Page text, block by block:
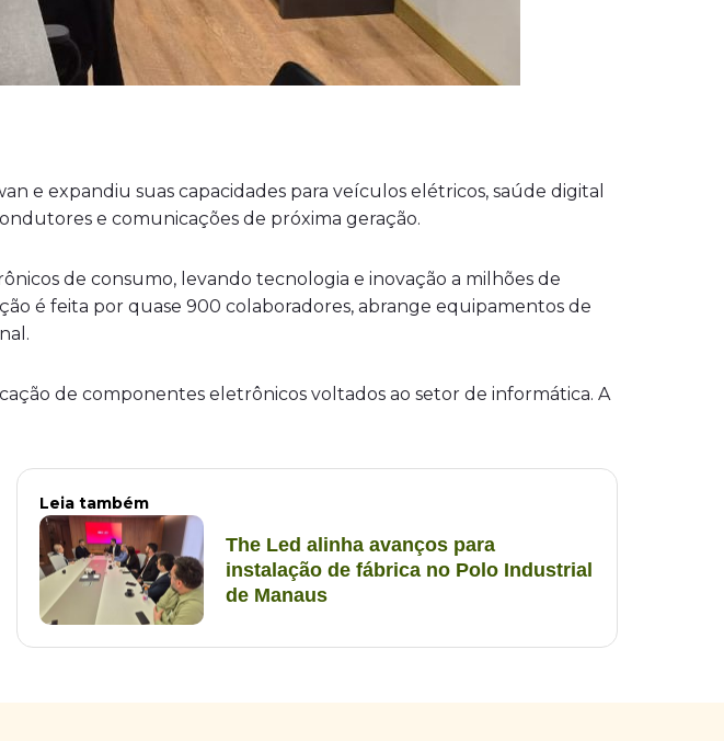
e expandiu suas capacidades para veículos elétricos, saúde digital
e comunicações de próxima geração.
de consumo, levando tecnologia e inovação a milhões de
é feita por quase 900 colaboradores, abrange equipamentos de
de componentes eletrônicos voltados ao setor de informática. A
Leia também
The Led alinha avanços para
instalação de fábrica no Polo Industrial
de Manaus